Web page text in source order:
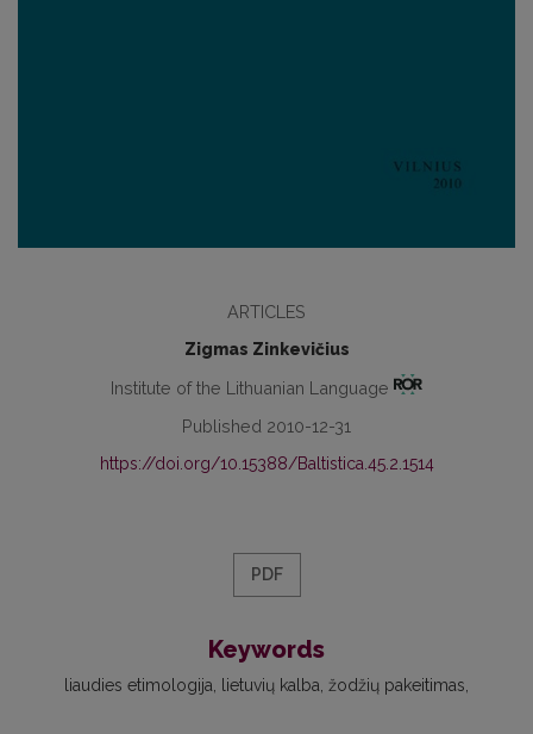
ARTICLES
Zigmas Zinkevičius
Institute of the Lithuanian Language
Published 2010-12-31
https://doi.org/10.15388/Baltistica.45.2.1514
PDF
Keywords
liaudies etimologija lietuvių kalba žodžių pakeitimas